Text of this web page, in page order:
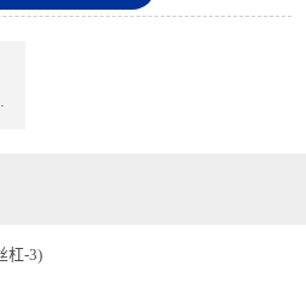
进行的运动分析和计算的历史记录写
次确认。这一点是很重要的。
是保留1〜2天左右。由此可有望获得
不足所导致的不合适的地方的替代
着眼点-1）
杠-3)